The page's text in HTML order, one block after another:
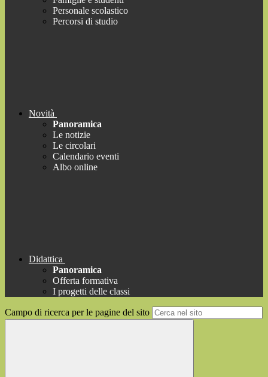
Personale scolastico
Percorsi di studio
Novità
Panoramica
Le notizie
Le circolari
Calendario eventi
Albo online
Didattica
Panoramica
Offerta formativa
I progetti delle classi
Campo di ricerca per le pagine del sito